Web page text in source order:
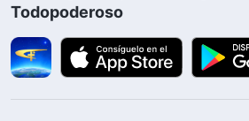
Todopoderoso